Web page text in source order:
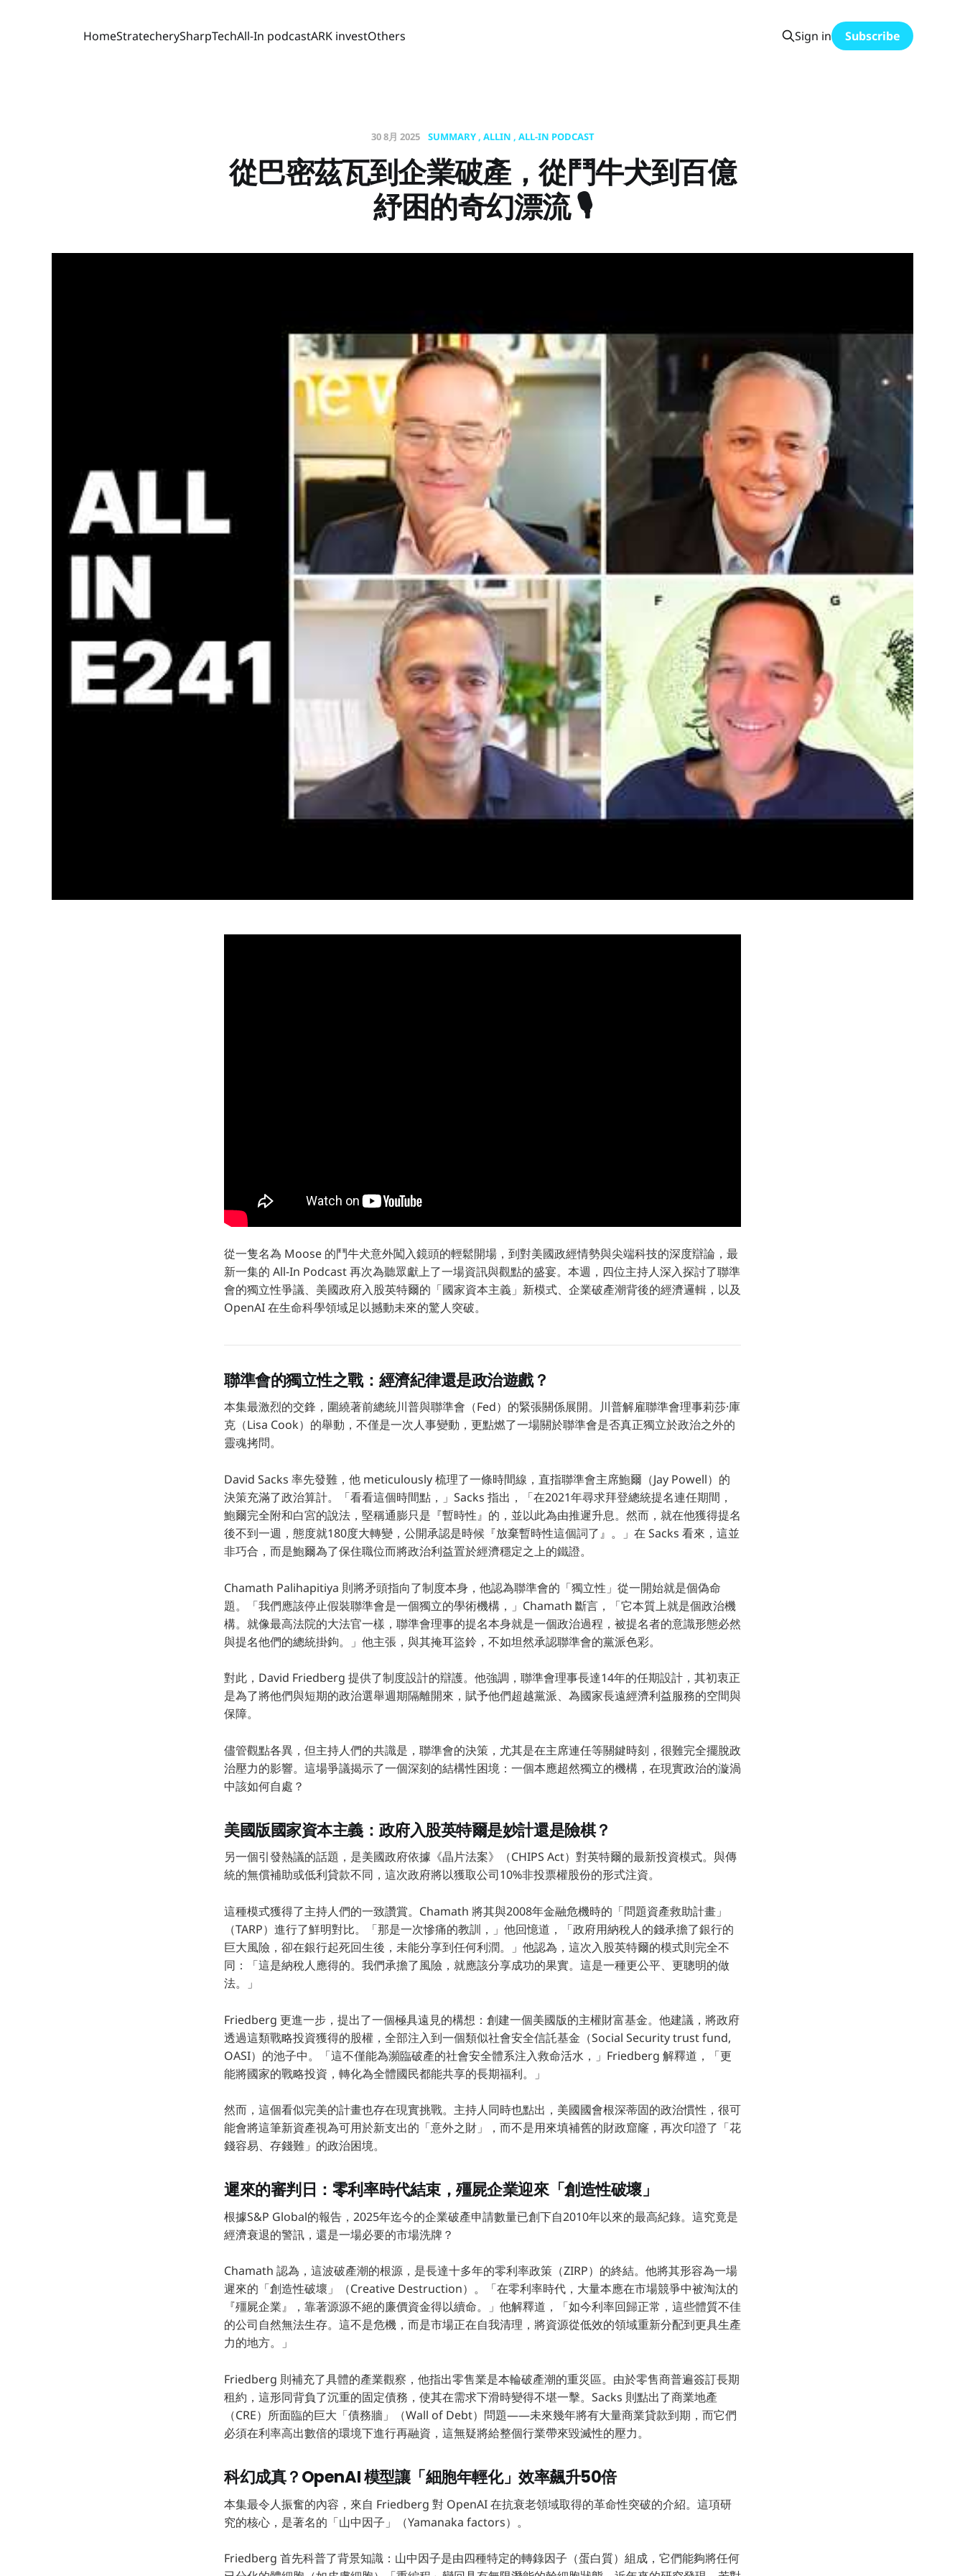
HomeStratecherySharpTechAll-In podcastARK investOthers Sign in Subscribe
30 8月 2025 SUMMARY ALLIN ALL-IN PODCAST
從巴密茲瓦到企業破產，從鬥牛犬到百億
紓困的奇幻漂流 🎙️
從一隻名為 Moose 的鬥牛犬意外闖入鏡頭的輕鬆開場，到對美國政經情勢與尖端科技的深度辯論，最
新一集的 All-In Podcast 再次為聽眾獻上了一場資訊與觀點的盛宴。本週，四位主持人深入探討了聯準
會的獨立性爭議、美國政府入股英特爾的「國家資本主義」新模式、企業破產潮背後的經濟邏輯，以及
OpenAI 在生命科學領域足以撼動未來的驚人突破。
聯準會的獨立性之戰：經濟紀律還是政治遊戲？
本集最激烈的交鋒，圍繞著前總統川普與聯準會（Fed）的緊張關係展開。川普解雇聯準會理事莉莎·庫
克（Lisa Cook）的舉動，不僅是一次人事變動，更點燃了一場關於聯準會是否真正獨立於政治之外的
靈魂拷問。
David Sacks 率先發難，他 meticulously 梳理了一條時間線，直指聯準會主席鮑爾（Jay Powell）的
決策充滿了政治算計。「看看這個時間點，」Sacks 指出，「在2021年尋求拜登總統提名連任期間，
鮑爾完全附和白宮的說法，堅稱通膨只是『暫時性』的，並以此為由推遲升息。然而，就在他獲得提名
後不到一週，態度就180度大轉變，公開承認是時候『放棄暫時性這個詞了』。」在 Sacks 看來，這並
非巧合，而是鮑爾為了保住職位而將政治利益置於經濟穩定之上的鐵證。
Chamath Palihapitiya 則將矛頭指向了制度本身，他認為聯準會的「獨立性」從一開始就是個偽命
題。「我們應該停止假裝聯準會是一個獨立的學術機構，」Chamath 斷言，「它本質上就是個政治機
構。就像最高法院的大法官一樣，聯準會理事的提名本身就是一個政治過程，被提名者的意識形態必然
與提名他們的總統掛鉤。」他主張，與其掩耳盜鈴，不如坦然承認聯準會的黨派色彩。
對此，David Friedberg 提供了制度設計的辯護。他強調，聯準會理事長達14年的任期設計，其初衷正
是為了將他們與短期的政治選舉週期隔離開來，賦予他們超越黨派、為國家長遠經濟利益服務的空間與
保障。
儘管觀點各異，但主持人們的共識是，聯準會的決策，尤其是在主席連任等關鍵時刻，很難完全擺脫政
治壓力的影響。這場爭議揭示了一個深刻的結構性困境：一個本應超然獨立的機構，在現實政治的漩渦
中該如何自處？
美國版國家資本主義：政府入股英特爾是妙計還是險棋？
另一個引發熱議的話題，是美國政府依據《晶片法案》（CHIPS Act）對英特爾的最新投資模式。與傳
統的無償補助或低利貸款不同，這次政府將以獲取公司10%非投票權股份的形式注資。
這種模式獲得了主持人們的一致讚賞。Chamath 將其與2008年金融危機時的「問題資產救助計畫」
（TARP）進行了鮮明對比。「那是一次慘痛的教訓，」他回憶道，「政府用納稅人的錢承擔了銀行的
巨大風險，卻在銀行起死回生後，未能分享到任何利潤。」他認為，這次入股英特爾的模式則完全不
同：「這是納稅人應得的。我們承擔了風險，就應該分享成功的果實。這是一種更公平、更聰明的做
法。」
Friedberg 更進一步，提出了一個極具遠見的構想：創建一個美國版的主權財富基金。他建議，將政府
透過這類戰略投資獲得的股權，全部注入到一個類似社會安全信託基金（Social Security trust fund,
OASI）的池子中。「這不僅能為瀕臨破產的社會安全體系注入救命活水，」Friedberg 解釋道，「更
能將國家的戰略投資，轉化為全體國民都能共享的長期福利。」
然而，這個看似完美的計畫也存在現實挑戰。主持人同時也點出，美國國會根深蒂固的政治慣性，很可
能會將這筆新資產視為可用於新支出的「意外之財」，而不是用來填補舊的財政窟窿，再次印證了「花
錢容易、存錢難」的政治困境。
遲來的審判日：零利率時代結束，殭屍企業迎來「創造性破壞」
根據S&P Global的報告，2025年迄今的企業破產申請數量已創下自2010年以來的最高紀錄。這究竟是
經濟衰退的警訊，還是一場必要的市場洗牌？
Chamath 認為，這波破產潮的根源，是長達十多年的零利率政策（ZIRP）的終結。他將其形容為一場
遲來的「創造性破壞」（Creative Destruction）。「在零利率時代，大量本應在市場競爭中被淘汰的
『殭屍企業』，靠著源源不絕的廉價資金得以續命。」他解釋道，「如今利率回歸正常，這些體質不佳
的公司自然無法生存。這不是危機，而是市場正在自我清理，將資源從低效的領域重新分配到更具生產
力的地方。」
Friedberg 則補充了具體的產業觀察，他指出零售業是本輪破產潮的重災區。由於零售商普遍簽訂長期
租約，這形同背負了沉重的固定債務，使其在需求下滑時變得不堪一擊。Sacks 則點出了商業地產
（CRE）所面臨的巨大「債務牆」（Wall of Debt）問題——未來幾年將有大量商業貸款到期，而它們
必須在利率高出數倍的環境下進行再融資，這無疑將給整個行業帶來毀滅性的壓力。
科幻成真？OpenAI 模型讓「細胞年輕化」效率飆升50倍
本集最令人振奮的內容，來自 Friedberg 對 OpenAI 在抗衰老領域取得的革命性突破的介紹。這項研
究的核心，是著名的「山中因子」（Yamanaka factors）。
Friedberg 首先科普了背景知識：山中因子是由四種特定的轉錄因子（蛋白質）組成，它們能夠將任何